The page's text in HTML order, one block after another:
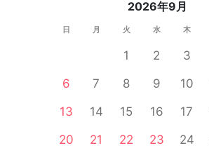
2026年9月
日 月 火 水 木
1 2 3
6
7 8 9 10
13
14 15 16 17
20
21 22 23 24